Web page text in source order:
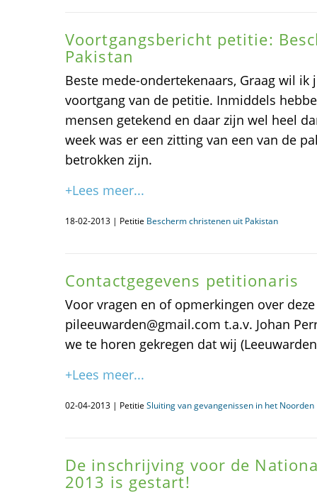
Voortgangsbericht petitie:
Pakistan
Beste mede-ondertekenaars, Graag wil
voortgang van de petitie. Inmiddels
mensen getekend en daar zijn wel heel
week was er een zitting van een van de
betrokken zijn.
+Lees meer...
18-02-2013 | Petitie Bescherm christenen uit Pakistan
Contactgegevens petitionaris
Voor vragen en of opmerkingen over
pileeuwarden@gmail.com t.a.v. Johan
we te horen gekregen dat wij
+Lees meer...
02-04-2013 | Petitie Sluiting van gevangenissen in het
De inschrijving voor de
2013 is gestart!